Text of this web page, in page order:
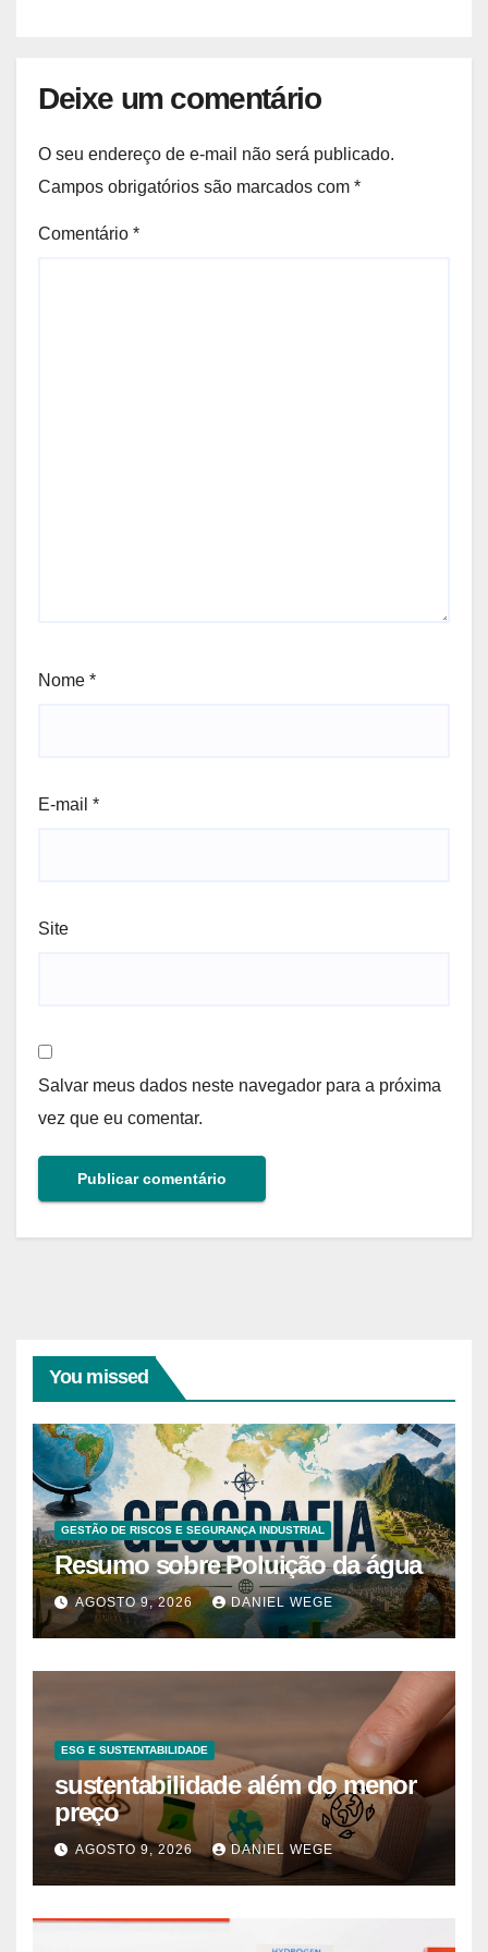
Deixe um comentário
O seu endereço de e-mail não será publicado.
Campos obrigatórios são marcados com *
Comentário *
Nome *
E-mail *
Site
Salvar meus dados neste navegador para a próxima
vez que eu comentar.
You missed
GESTÃO DE RISCOS E SEGURANÇA INDUSTRIAL
Resumo sobre Poluição da água
AGOSTO 9, 2026 DANIEL WEGE
ESG E SUSTENTABILIDADE
sustentabilidade além do menor
preço
AGOSTO 9, 2026 DANIEL WEGE